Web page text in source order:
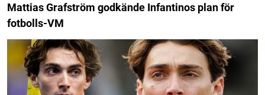
Mattias Grafström godkände Infantinos plan för
fotbolls-VM